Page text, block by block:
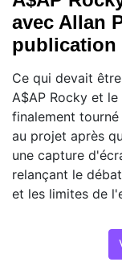
avec Allan
publication
Ce qui devait
A$AP Rocky et
finalement
au projet après
une capture
relançant le
et les limites de